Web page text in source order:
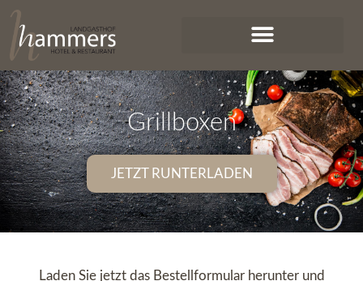
Grillboxen
JETZT RUNTERLADEN
Laden Sie jetzt das Bestellformular herunter und